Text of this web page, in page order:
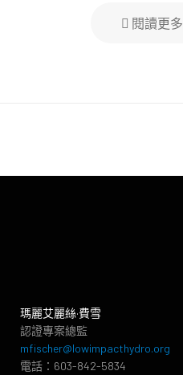
閱讀更多
瑪麗艾麗絲·費雪
認證專案總監
mfischer@lowimpacthydro.org
電話：603-842-5834